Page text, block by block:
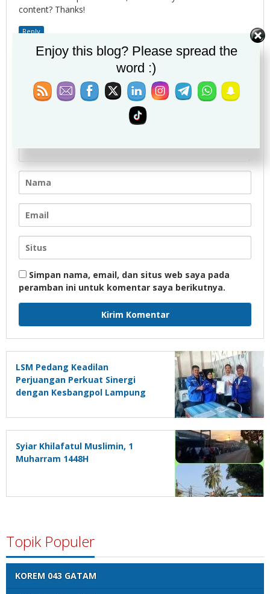
content? Thanks!
Reply
Tinggalkan Balasan
Alamat email Anda tidak akan dipublikasikan.
wajib ditandai
Simpan nama, email, dan situs web saya pada
peramban ini untuk komentar saya berikutnya.
LSM Pedang Keadilan
Perjuangan Perkuat Sinergi
dengan Kesbangpol Lampung
Syiar Khilafatul Muslimin, 1
Muharram 1448H
Topik Populer
KOREM 043 GATAM
Enjoy this blog? Please spread the
word :)